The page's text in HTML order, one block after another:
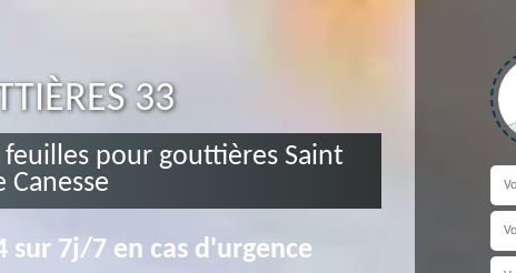
33
pour gouttières Saint
Canesse
sur 7j/7 en cas d'urgence